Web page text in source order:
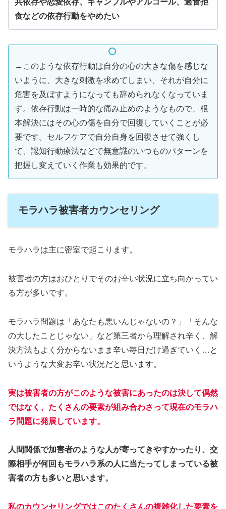
共依存や恋愛依存、ギャンブルやアルコール、過食拒
食などの依存行動をやめたい
→このような依存行動は自分の心の大きな傷を感じな
いように、大きな刺激を求めてしまい、それが自分に
危害を及ぼすようになっても辞められなくなっていま
す。依存行動は一時的な痛み止めのようなもので、根
本解決にはその心の傷を自分で回復していくことが必
要です。セルフケアで自分自身を回復させて強くし
て、認知行動療法などで無意識のいつものパターンを
把握し変えていく作業も効果的です。
モラハラ被害者カウンセリング
モラハラは主に密室で起こります。
被害者の方はおひとりでそのお辛い状況に立ち向かってい
る方が多いです。
モラハラ問題は「あなたも悪いんじゃないの？」「そんな
の大したことじゃない」など第三者から理解され辛く、解
決方法もよく分からないまま辛い毎日だけ過ぎていく…と
いうような大変お辛い状況だと思います。
実は被害者の方がこのような被害にあったのは決して偶然
ではなく、たくさんの要素が組み合わさって現在のモラハ
ラ問題に発展しています。
人間関係で加害者のような人が寄ってきやすかったり、交
際相手が何回もモラハラ系の人に当たってしまっている被
害者の方も多いと思います。
私のカウンセリングではこのたくさんの複雑化した要素を